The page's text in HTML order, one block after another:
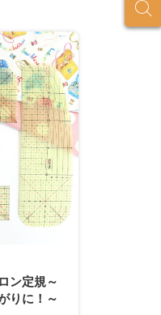
ン定規～
りに！～